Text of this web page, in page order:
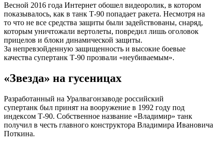
Весной 2016 года Интернет обошел видеоролик, в котором
показывалось, как в танк Т-90 попадает ракета. Несмотря на
то что не все средства защиты были задействованы, снаряд,
которым уничтожали вертолеты, повредил лишь оголовок
прицелов и блоки динамической защиты.
За непревзойденную защищенность и высокие боевые
качества супертанк Т-90 прозвали «неубиваемым».
«Звезда» на гусеницах
Разработанный на Уралвагонзаводе российский
супертанк был принят на вооружение в 1992 году под
индексом Т-90. Собственное название «Владимир» танк
получил в честь главного конструктора Владимира Ивановича
Поткина.